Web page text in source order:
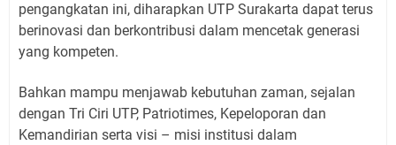
pengangkatan ini, diharapkan UTP Surakarta dapat terus
berinovasi dan berkontribusi dalam mencetak generasi
yang kompeten.
Bahkan mampu menjawab kebutuhan zaman, sejalan
dengan Tri Ciri UTP, Patriotimes, Kepeloporan dan
Kemandirian serta visi – misi institusi dalam